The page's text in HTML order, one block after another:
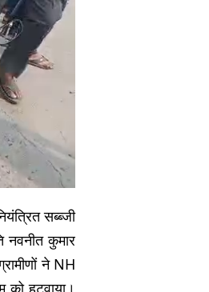
सब्ब्जी
नवनीत कुमार
ने NH
हटवाया।